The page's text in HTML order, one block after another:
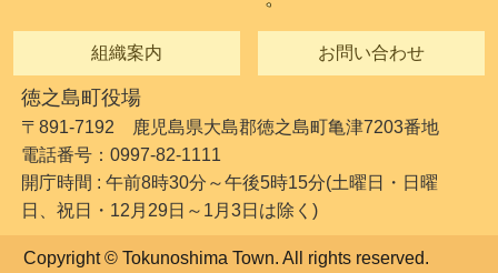
組織案内 お問い合わせ
徳之島町役場
〒891-7192 鹿児島県大島郡徳之島町亀津7203番地
電話番号：0997-82-1111
開庁時間 : 午前8時30分～午後5時15分(土曜日・日曜
日、祝日・12月29日～1月3日は除く)
Copyright © Tokunoshima Town. All rights reserved.